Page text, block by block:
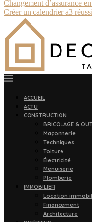
Changement d’assurance
Créer un calendrier a3
ACCUEIL
ACTU
CONSTRUCTION
BRICOLAGE &
Maçonnerie
Techniques
Toiture
Électricité
Menuiserie
Plomberie
IMMOBILIER
Location
Financement
Architecture